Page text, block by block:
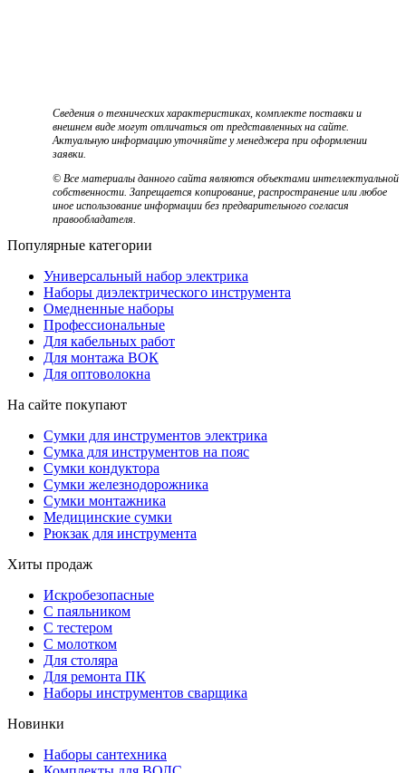
Сведения о технических характеристиках, комплекте поставки и
внешнем виде могут отличаться от представленных на сайте.
Актуальную информацию уточняйте у менеджера при оформлении
заявки.
© Все материалы данного сайта являются объектами интеллектуальной
собственности. Запрещается копирование, распространение или любое
иное использование информации без предварительного согласия
правообладателя.
Популярные категории
Универсальный набор электрика
Наборы диэлектрического инструмента
Омедненные наборы
Профессиональные
Для кабельных работ
Для монтажа ВОК
Для оптоволокна
На сайте покупают
Сумки для инструментов электрика
Сумка для инструментов на пояс
Сумки кондуктора
Сумки железнодорожника
Сумки монтажника
Медицинские сумки
Рюкзак для инструмента
Хиты продаж
Искробезопасные
С паяльником
С тестером
С молотком
Для столяра
Для ремонта ПК
Наборы инструментов сварщика
Новинки
Наборы сантехника